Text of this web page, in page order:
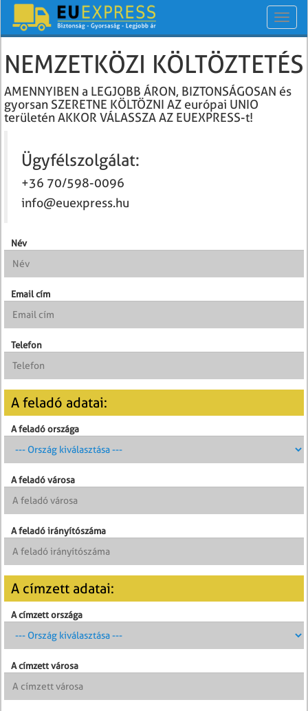
NEMZETKÖZI KÖLTÖZTETÉS
AMENNYIBEN a LEGJOBB ÁRON, BIZTONSÁGOSAN és
gyorsan SZERETNE KÖLTÖZNI AZ európai UNIO
területén AKKOR VÁLASSZA AZ EUEXPRESS-t!
Ügyfélszolgálat:
+36 70/598-0096
info@euexpress.hu
Név
Email cím
Telefon
A feladó adatai:
A feladó országa
A feladó városa
A feladó irányítószáma
A címzett adatai:
A címzett országa
A címzett városa